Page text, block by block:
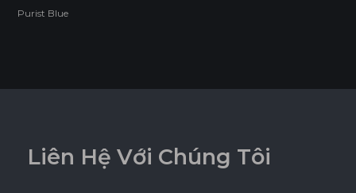
Purist Blue
Liên Hệ Với Chúng Tôi